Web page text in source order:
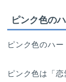
ピンク色の
ピンク色のハー
ピンク色は「